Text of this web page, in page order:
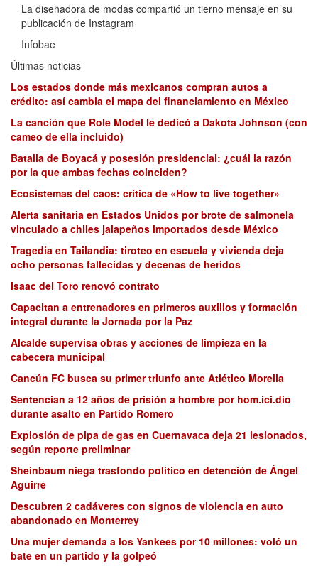
La diseñadora de modas compartió un tierno mensaje en su
publicación de Instagram
Infobae
Últimas noticias
Los estados donde más mexicanos compran autos a
crédito: así cambia el mapa del financiamiento en México
La canción que Role Model le dedicó a Dakota Johnson (con
cameo de ella incluido)
Batalla de Boyacá y posesión presidencial: ¿cuál la razón
por la que ambas fechas coinciden?
Ecosistemas del caos: crítica de «How to live together»
Alerta sanitaria en Estados Unidos por brote de salmonela
vinculado a chiles jalapeños importados desde México
Tragedia en Tailandia: tiroteo en escuela y vivienda deja
ocho personas fallecidas y decenas de heridos
Isaac del Toro renovó contrato
Capacitan a entrenadores en primeros auxilios y formación
integral durante la Jornada por la Paz
Alcalde supervisa obras y acciones de limpieza en la
cabecera municipal
Cancún FC busca su primer triunfo ante Atlético Morelia
Sentencian a 12 años de prisión a hombre por hom.ici.dio
durante asalto en Partido Romero
Explosión de pipa de gas en Cuernavaca deja 21 lesionados,
según reporte preliminar
Sheinbaum niega trasfondo político en detención de Ángel
Aguirre
Descubren 2 cadáveres con signos de violencia en auto
abandonado en Monterrey
Una mujer demanda a los Yankees por 10 millones: voló un
bate en un partido y la golpeó